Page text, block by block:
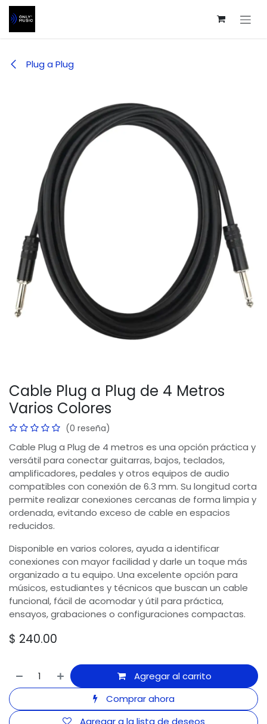
Ir al contenido
Plug a Plug
Cable Plug a Plug de 4 Metros
Varios Colores
(0 reseña)
Cable Plug a Plug de 4 metros es una opción práctica y
versátil para conectar guitarras, bajos, teclados,
amplificadores, pedales y otros equipos de audio
compatibles con conexión de 6.3 mm. Su longitud corta
permite realizar conexiones cercanas de forma limpia y
ordenada, evitando exceso de cable en espacios
reducidos.
Disponible en varios colores, ayuda a identificar
conexiones con mayor facilidad y darle un toque más
organizado a tu equipo. Una excelente opción para
músicos, estudiantes y técnicos que buscan un cable
funcional, fácil de acomodar y útil para práctica,
ensayos, grabaciones o configuraciones compactas.
$ 240.00
Agregar al carrito
Comprar ahora